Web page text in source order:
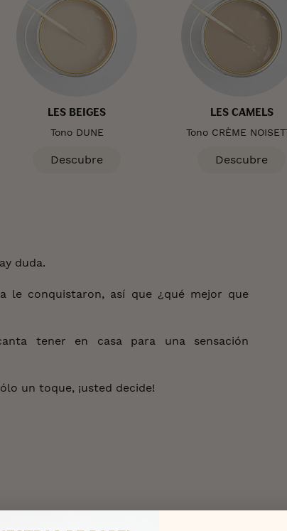
LES BEIGES
Tono DUNE
Descubre
LES CAMELS
Tono CRÈME
Descubre
duda.
le conquistaron, así que ¿qué mejor que
tener en casa para una sensación
un toque, ¡usted decide!